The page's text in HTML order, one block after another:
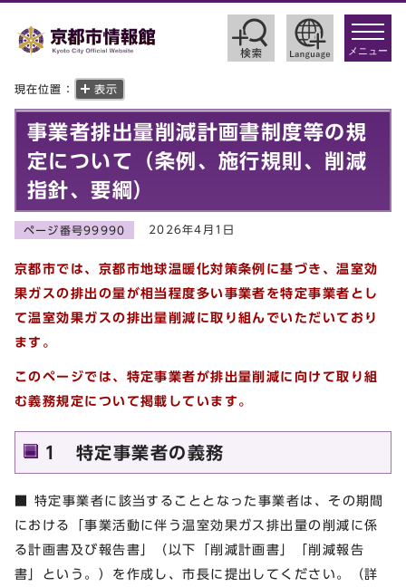
toggle
メニュー
現在位置： 表示
事業者排出量削減計画書制度等の規
定について（条例、施行規則、削減
指針、要綱）
ページ番号99990 2026年4月1日
京都市では、京都市地球温暖化対策条例に基づき、温室効
果ガスの排出の量が相当程度多い事業者を特定事業者とし
て温室効果ガスの排出量削減に取り組んでいただいており
ます。
このページでは、特定事業者が排出量削減に向けて取り組
む義務規定について掲載しています。
1 特定事業者の義務
■ 特定事業者に該当することとなった事業者は、その期間
における「事業活動に伴う温室効果ガス排出量の削減に係
る計画書及び報告書」（以下「削減計画書」「削減報告
書」という。）を作成し、市長に提出してください。（詳